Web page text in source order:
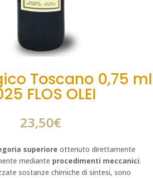
Toscano 0,75 ml
FLOS OLEI
23,50€
superiore ottenuto direttamente
mediante procedimenti meccanici.
sostanze chimiche di sintesi, sono